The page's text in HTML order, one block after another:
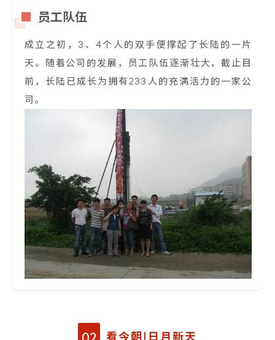
员工队伍
成立之初，3、4个人的双手便撑起了长陆的一片
天。随着公司的发展，员工队伍逐渐壮大，截止目
前，长陆已成长为拥有233人的充满活力的一家公
司。
看今朝|日月新天